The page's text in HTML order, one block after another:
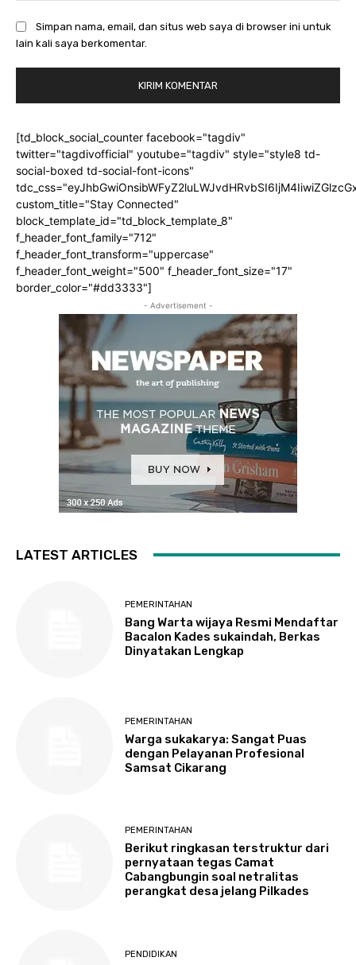
Simpan nama, email, dan situs web saya di browser ini untuk
lain kali saya berkomentar.
[td_block_social_counter facebook="tagdiv"
twitter="tagdivofficial" youtube="tagdiv" style="style8 td-
social-boxed td-social-font-icons"
custom_title="Stay Connected"
block_template_id="td_block_template_8"
f_header_font_family="712"
f_header_font_transform="uppercase"
f_header_font_weight="500" f_header_font_size="17"
border_color="#dd3333"]
- Advertisement -
LATEST ARTICLES
PEMERINTAHAN
Bang Warta wijaya Resmi Mendaftar
Bacalon Kades sukaindah, Berkas
Dinyatakan Lengkap
PEMERINTAHAN
Warga sukakarya: Sangat Puas
dengan Pelayanan Profesional
Samsat Cikarang
PEMERINTAHAN
Berikut ringkasan terstruktur dari
pernyataan tegas Camat
Cabangbungin soal netralitas
perangkat desa jelang Pilkades
PENDIDIKAN